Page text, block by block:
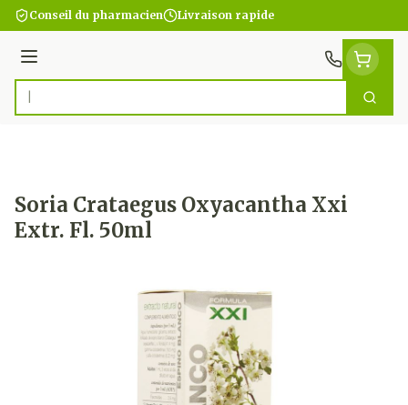
Aller au contenu
Conseil du pharmacien Livraison rapide
Menu
Rechercher
Soria Crataegus Oxyacantha Xxi
Extr. Fl. 50ml